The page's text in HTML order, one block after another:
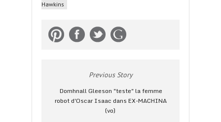
Hawkins
Previous Story
Domhnall Gleeson "teste" la femme
robot d'Oscar Isaac dans EX-MACHINA
(vo)